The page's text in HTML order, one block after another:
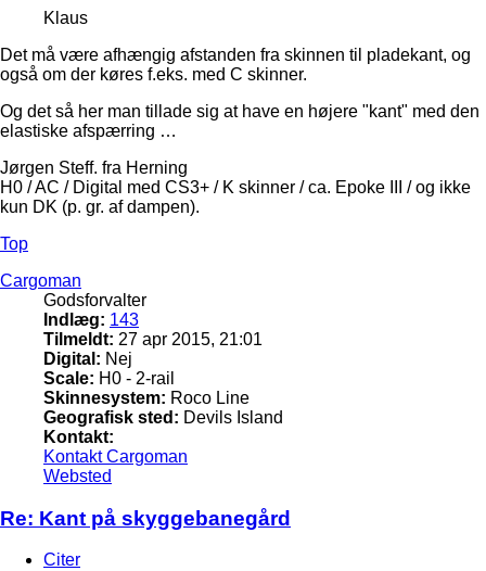
Klaus
Det må være afhængig afstanden fra skinnen til pladekant, og
også om der køres f.eks. med C skinner.
Og det så her man tillade sig at have en højere "kant" med den
elastiske afspærring …
Jørgen Steff. fra Herning
H0 / AC / Digital med CS3+ / K skinner / ca. Epoke III / og ikke
kun DK (p. gr. af dampen).
Top
Cargoman
Godsforvalter
Indlæg: 143
Tilmeldt: 27 apr 2015, 21:01
Digital: Nej
Scale: H0 - 2-rail
Skinnesystem: Roco Line
Geografisk sted: Devils Island
Kontakt:
Kontakt Cargoman
Websted
Re: Kant på skyggebanegård
Citer